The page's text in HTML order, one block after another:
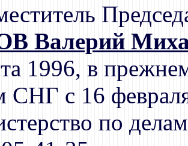
Валерий
1996, в
СНГ с 16
по